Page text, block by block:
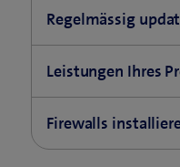
Installieren Sie eine
Antivirus-Software
schadhafte E-Mails
Regelmässig
Halten Sie das
Schulcomputer
früh und zuverlässig
weiteren Netzwerk-
Leistungen Ihres
Manche E-Mail-
Firewalls